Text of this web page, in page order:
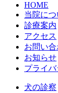
HOME
当院につ
診療案内
アクセス
お問い
お知らせ
プライ
犬の診察